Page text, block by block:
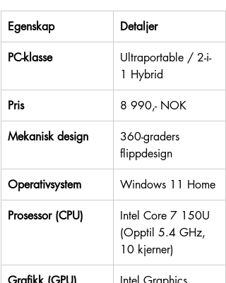
Egenskap Detaljer
PC-klasse
Ultraportable / 2-i-
1 Hybrid
Pris 8 990,- NOK
Mekanisk design
360-graders
flippdesign
Operativsystem Windows 11 Home
Prosessor (CPU)
Intel Core 7 150U
(Opptil 5.4 GHz,
10 kjerner)